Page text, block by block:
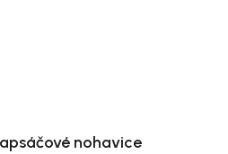
nohavice